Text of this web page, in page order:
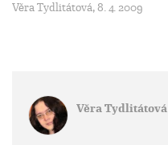
Věra Tydlitátová, 8. 4. 2009
Věra Tydlitátová